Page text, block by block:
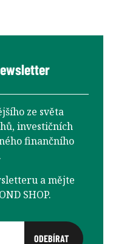
ze světa
investičních
finančního
a mějte
SHOP.